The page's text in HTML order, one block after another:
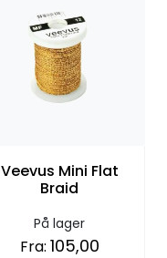
Veevus Mini Flat
Braid
På lager
Fra: 105,00